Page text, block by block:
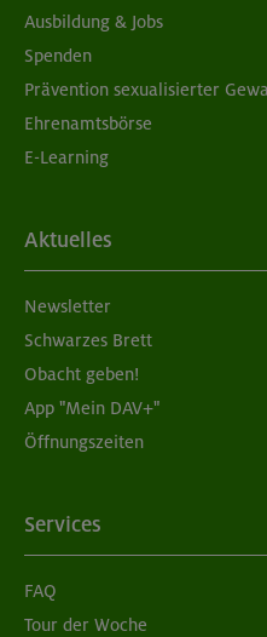
Ausbildung & Jobs
Spenden
Prävention sexualisierter
Ehrenamtsbörse
E-Learning
Aktuelles
Newsletter
Schwarzes Brett
Obacht geben!
App "Mein DAV+"
Öffnungszeiten
Services
FAQ
Tour der Woche